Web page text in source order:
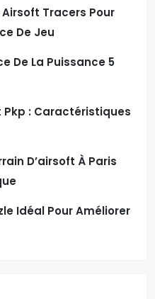
Airsoft Tracers Pour
De Jeu
De La Puissance 5
Pkp : Caractéristiques
D’airsoft À Paris
Idéal Pour Améliorer